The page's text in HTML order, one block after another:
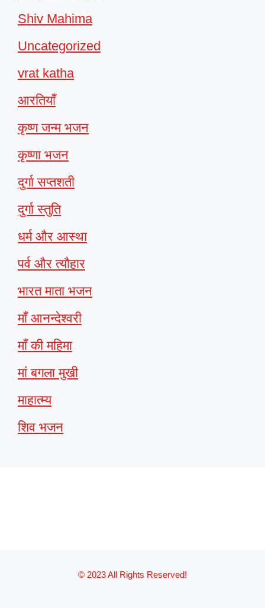
Shiv Mahima
Uncategorized
vrat katha
आरतियाँ
कृष्ण जन्म भजन
कृष्णा भजन
दुर्गा सप्तशती
दुर्गा स्तुति
धर्म और आस्था
पर्व और त्यौहार
भारत माता भजन
माँ आनन्देश्वरी
माँ की महिमा
मां बगला मुखी
माहात्म्य
शिव भजन
© 2023 All Rights Reserved!